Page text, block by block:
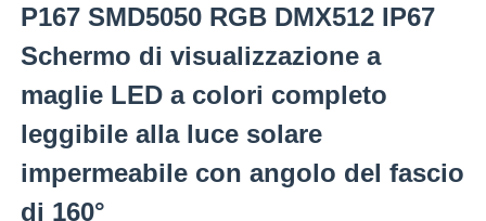
Prodotti
Chi Siamo
P167 SMD5050 RGB DMX512 IP67
Schermo di visualizzazione a
maglie LED a colori completo
leggibile alla luce solare
impermeabile con angolo del fascio
di 160°